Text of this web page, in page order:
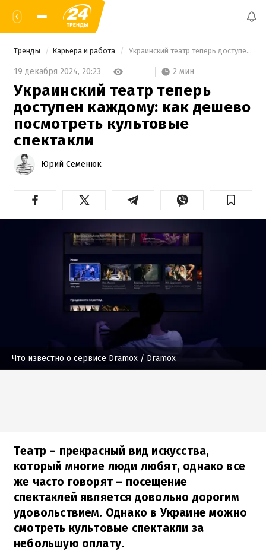
Тренды Карьера и работа Украинский театр теперь доступен каждому: как дешево посмотреть культовые спектакли
19 декабря 2024, 20:23 2 мин
Украинский театр теперь
доступен каждому: как дешево
посмотреть культовые
спектакли
Юрий Семенюк
Что известно о сервисе Dramox / Dramox
Театр – прекрасный вид искусства,
который многие люди любят, однако все
же часто говорят – посещение
спектаклей является довольно дорогим
удовольствием. Однако в Украине можно
смотреть культовые спектакли за
небольшую оплату.